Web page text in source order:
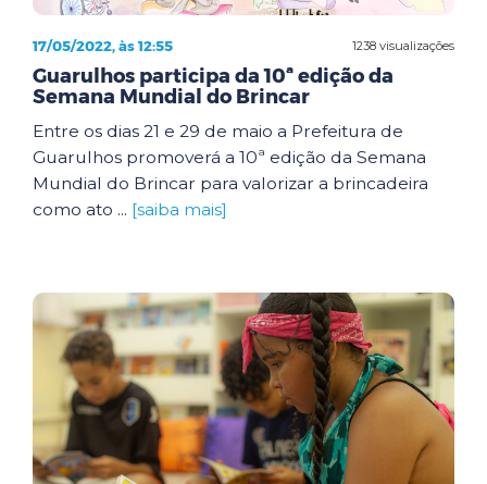
1238 visualizações
17/05/2022, às 12:55
Guarulhos participa da 10ª edição da
Semana Mundial do Brincar
Entre os dias 21 e 29 de maio a Prefeitura de
Guarulhos promoverá a 10ª edição da Semana
Mundial do Brincar para valorizar a brincadeira
como ato ... [saiba mais]